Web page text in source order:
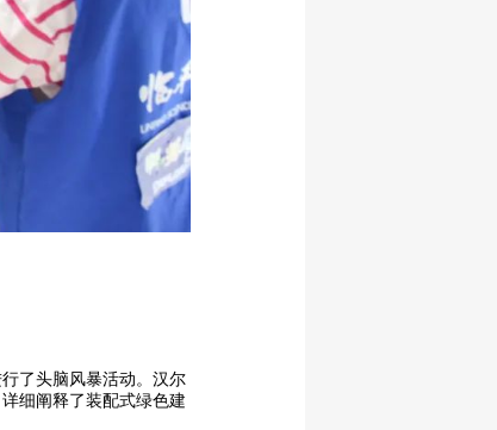
了头脑风暴活动。汉尔
细阐释了装配式绿色建